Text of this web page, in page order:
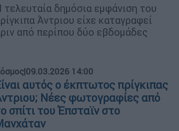
τελευταία δημόσια εμφάνιση του
Άντριου είχε καταγραφεί
από περίπου δύο εβδομάδες
|09.03.2026 14:00
αυτός ο έκπτωτος πρίγκιπας
Νέες φωτογραφίες από
σπίτι του Έπσταϊν στο